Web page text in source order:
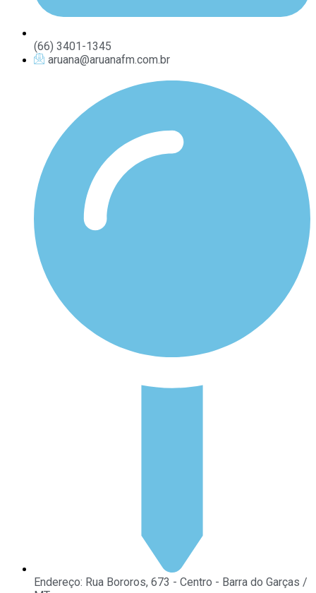
(66) 3401-1345
aruana@aruanafm.com.br
Endereço: Rua Bororos, 673 - Centro - Barra do Garças /